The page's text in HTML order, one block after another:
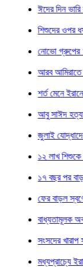
ঈদের দিন ভারি বৃষ্টির
শিশুদের ওপর ধর্ষণ-নির্যাতন
নোভো গ্রুপের ‘ইনভেস্টরস
আরব আমিরাতে সম্ভাব্য
শর্ত মেনে ইরানের জব্দ সম্পদ
আবু সাঈদ হত্যা মামলায়
জুলাই যোদ্ধাদের আইনি
১২ লাখ শিশুকে জরুরি
১৭ বছর পর বাড়ছে
ফের বাড়ল স্বর্ণের দাম
বাধ্যতামূলক অবসরে পাঁচ
সংসদের খারাপ সংস্কৃতি
মধ্যপ্রাচ্যে ইরানের ১৯তম